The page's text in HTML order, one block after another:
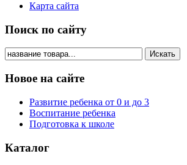
Карта сайта
Поиск по сайту
Искать
Новое на сайте
Развитие ребенка от 0 и до 3
Воспитание ребенка
Подготовка к школе
Каталог